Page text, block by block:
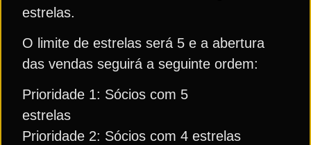
estrelas.
O limite de estrelas será 5 e a abertura
das vendas seguirá a seguinte ordem:
Prioridade 1: Sócios com 5
estrelas
Prioridade 2: Sócios com 4 estrelas